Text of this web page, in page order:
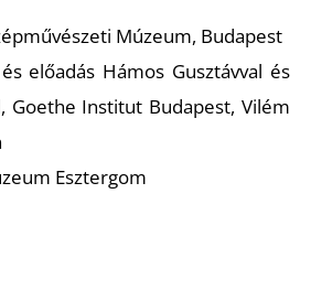
Múzeum, Budapest
előadás Hámos Gusztávval és
Goethe Institut Budapest, Vilém
Esztergom